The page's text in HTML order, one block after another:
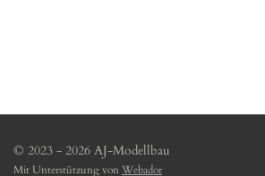
© 2023 - 2026 AJ-Modellbau
Mit Unterstützung von Webador